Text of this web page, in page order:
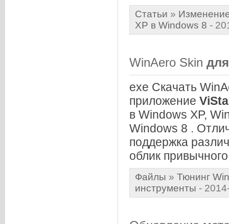
Статьи »
XP в Windows 8 -
WinAero Skin для
exe Скачать
приложение
в Windows XP,
Windows 8 .
поддержка
облик
Файлы » Тюнинг
инструменты -